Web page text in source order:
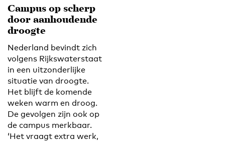
Campus op scherp
door aanhoudende
droogte
Nederland bevindt zich
volgens Rijkswaterstaat
in een uitzonderlijke
situatie van droogte.
Het blijft de komende
weken warm en droog.
De gevolgen zijn ook op
de campus merkbaar.
‘Het vraagt extra werk,